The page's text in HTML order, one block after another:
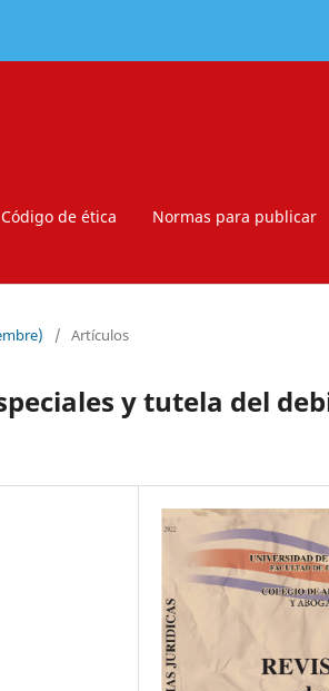
Código de ética Normas para publicar
/ Artículos
y tutela del